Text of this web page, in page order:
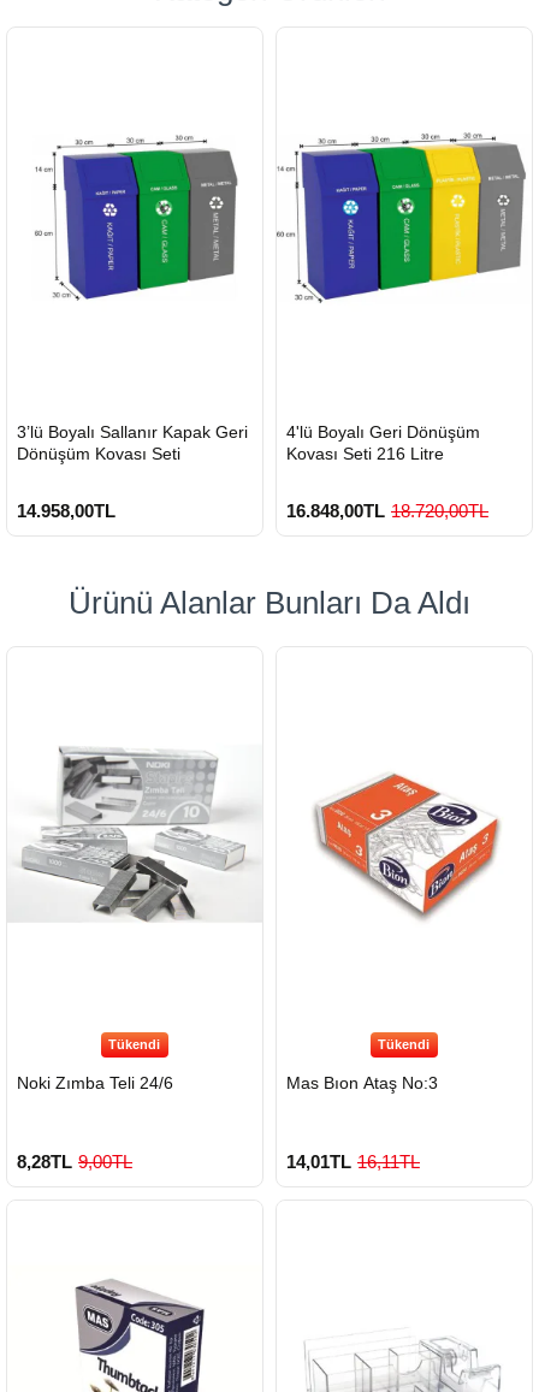
GÖNDERİ
3’lü Boyalı Sallanır Kapak Geri
Dönüşüm Kovası Seti
14.958,00TL
GÖNDERİ
4'lü Boyalı Geri Dönüşüm
Kovası Seti 216 Litre
16.848,00TL 18.720,00TL
Ürünü Alanlar Bunları Da Aldı
Tükendi
Noki Zımba Teli 24/6
8,28TL 9,00TL
Tükendi
Mas Bıon Ataş No:3
14,01TL 16,11TL